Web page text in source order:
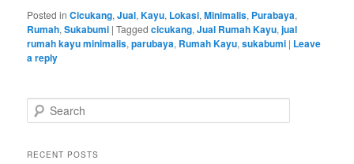
Posted in Cicukang,Jual,Kayu, Lokasi,Minimalis, Purabaya,
Rumah,Sukabumi |Tagged cicukang,Jual Rumah Kayu,jual
rumah kayu minimalis,parubaya, Rumah Kayu,sukabumi | Leave
a reply
e
rRECENT POSTS